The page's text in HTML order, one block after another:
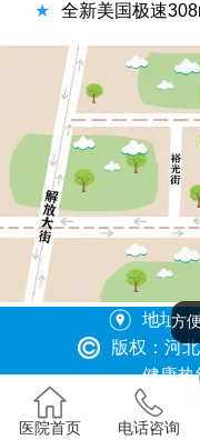
★
全新美国极速
地址：
版权：河
健康热
冀
医院首页 电话咨询
方